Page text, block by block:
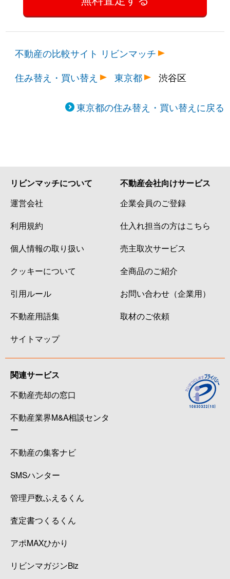
不動産の比較サイト リビンマッチ
住み替え・買い替え
東京都 渋谷区
東京都の住み替え・買い替えに戻る
リビンマッチについて
運営会社
利用規約
個人情報の取り扱い
クッキーについて
引用ルール
不動産用語集
サイトマップ
不動産会社向けサービス
企業会員のご登録
仕入れ担当の方はこちら
売主取次サービス
全商品のご紹介
お問い合わせ（企業用）
取材のご依頼
関連サービス
不動産売却の窓口
不動産業界M&A相談センタ
ー
不動産の集客ナビ
SMSハンター
管理戸数ふえるくん
査定書つくるくん
アポMAXひかり
リビンマガジンBiz